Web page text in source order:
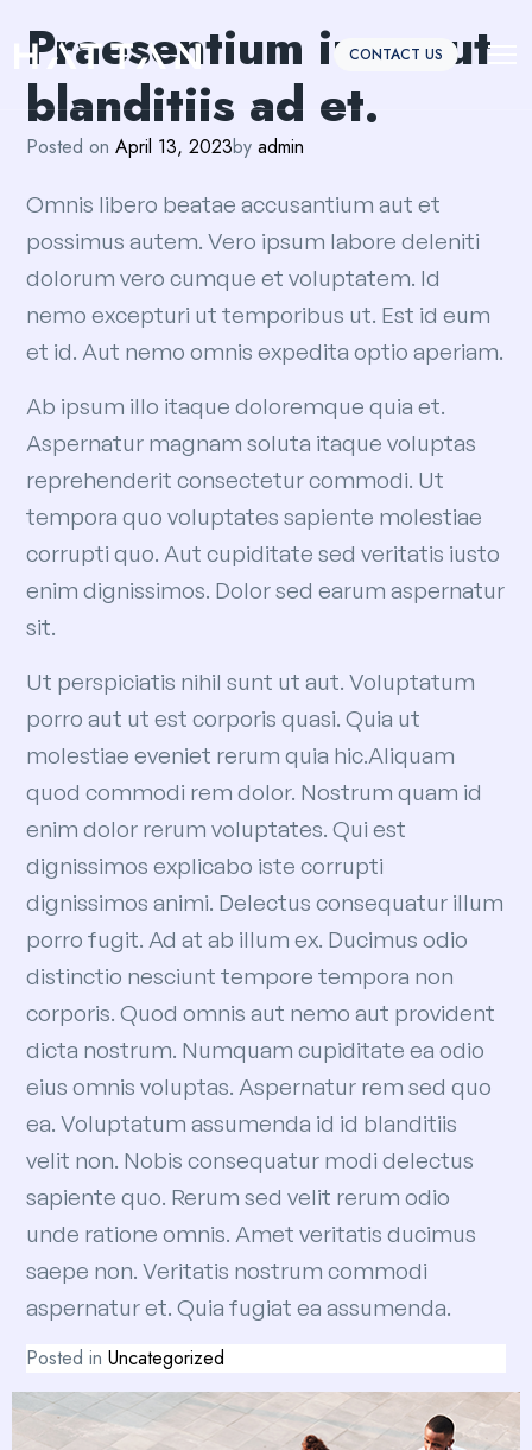
CONTACT US
Praesentium iure aut
blanditiis ad et.
Posted onApril 13, 2023byadmin
Omnis libero beatae accusantium aut et
possimus autem. Vero ipsum labore deleniti
dolorum vero cumque et voluptatem. Id
nemo excepturi ut temporibus ut. Est id eum
et id. Aut nemo omnis expedita optio aperiam.
Ab ipsum illo itaque doloremque quia et.
Aspernatur magnam soluta itaque voluptas
reprehenderit consectetur commodi. Ut
tempora quo voluptates sapiente molestiae
corrupti quo. Aut cupiditate sed veritatis iusto
enim dignissimos. Dolor sed earum aspernatur
sit.
Ut perspiciatis nihil sunt ut aut. Voluptatum
porro aut ut est corporis quasi. Quia ut
molestiae eveniet rerum quia hic.Aliquam
quod commodi rem dolor. Nostrum quam id
enim dolor rerum voluptates. Qui est
dignissimos explicabo iste corrupti
dignissimos animi. Delectus consequatur illum
porro fugit. Ad at ab illum ex. Ducimus odio
distinctio nesciunt tempore tempora non
corporis. Quod omnis aut nemo aut provident
dicta nostrum. Numquam cupiditate ea odio
eius omnis voluptas. Aspernatur rem sed quo
ea. Voluptatum assumenda id id blanditiis
velit non. Nobis consequatur modi delectus
sapiente quo. Rerum sed velit rerum odio
unde ratione omnis. Amet veritatis ducimus
saepe non. Veritatis nostrum commodi
aspernatur et. Quia fugiat ea assumenda.
Posted inUncategorized